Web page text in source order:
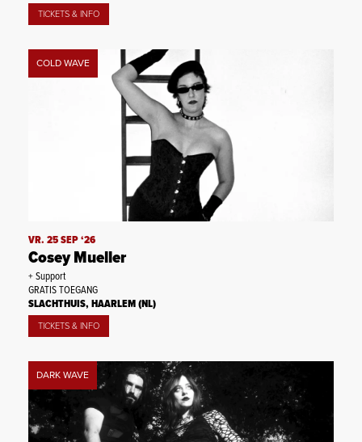
TICKETS & INFO
COLD WAVE
VR. 25 SEP ‘26
Cosey Mueller
+ Support
GRATIS TOEGANG
SLACHTHUIS, HAARLEM (NL)
TICKETS & INFO
DARK WAVE